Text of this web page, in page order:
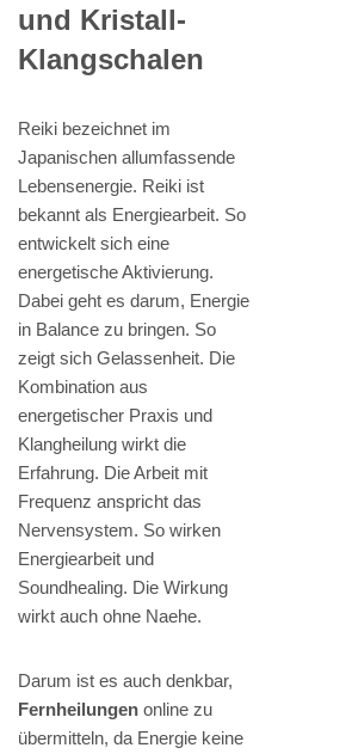
und Kristall-
Klangschalen
Reiki bezeichnet im
Japanischen allumfassende
Lebensenergie. Reiki ist
bekannt als Energiearbeit. So
entwickelt sich eine
energetische Aktivierung.
Dabei geht es darum, Energie
in Balance zu bringen. So
zeigt sich Gelassenheit. Die
Kombination aus
energetischer Praxis und
Klangheilung wirkt die
Erfahrung. Die Arbeit mit
Frequenz anspricht das
Nervensystem. So wirken
Energiearbeit und
Soundhealing. Die Wirkung
wirkt auch ohne Naehe.
Darum ist es auch denkbar,
Fernheilungen online zu
übermitteln, da Energie keine